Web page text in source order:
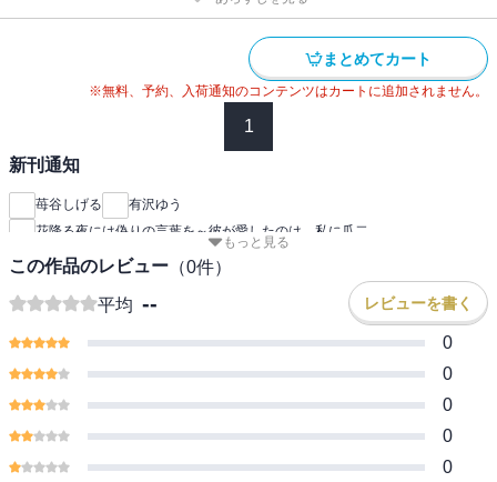
まとめてカート
※無料、予約、入荷通知のコンテンツはカートに追加されません。
1
新刊通知
苺谷しげる
有沢ゆう
花降る夜には偽りの言葉を～彼が愛したのは、私に瓜二
もっと見る
この作品のレビュー （0件）
平均 -- レビューを書く
0
0
0
0
0